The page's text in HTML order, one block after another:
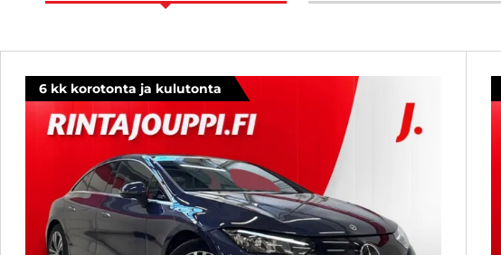
6 kk korotonta ja kulutonta